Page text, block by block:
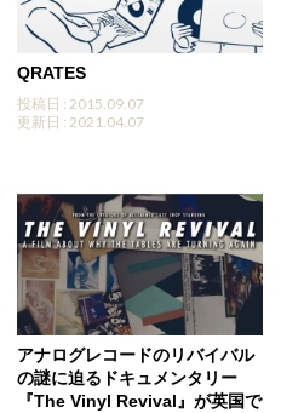
QRATES
投稿日 : 2015.09.07
更新日 : 2021.04.07
アナログレコードのリバイバル
の謎に迫るドキュメンタリー
『The Vinyl Revival』が英国で